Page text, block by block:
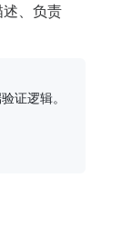
、负责
证逻辑。